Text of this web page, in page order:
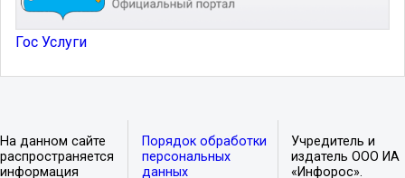
Гос Услуги
На данном сайте
распространяется
информация
Порядок обработки
персональных
данных
Учредитель и
издатель ООО ИА
«Инфорос».